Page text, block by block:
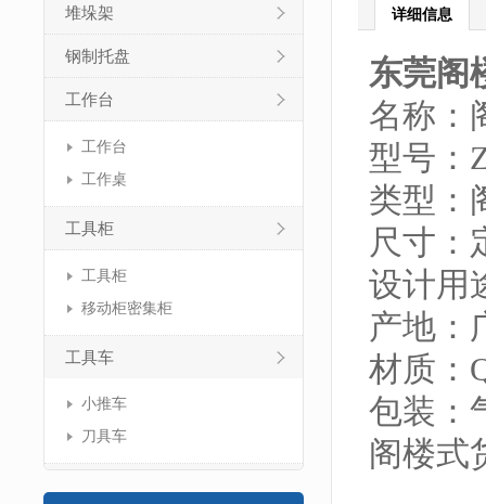
堆垛架
钢制托盘
工作台
工作台
工作桌
工具柜
工具柜
移动柜密集柜
工具车
小推车
刀具车
详细信息
东莞阁
名称：
型号：
类型：
尺寸：
设计用
产地：
材质：
包装：
阁楼式